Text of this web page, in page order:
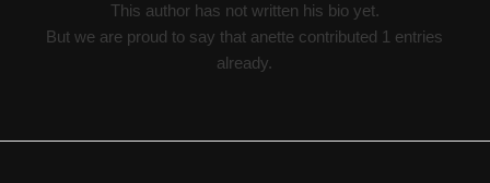
This author has not written his bio yet.
But we are proud to say that anette contributed 1 entries
already.